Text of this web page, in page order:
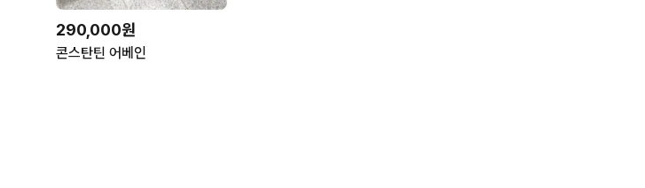
290,000원
콘스탄틴 어베인